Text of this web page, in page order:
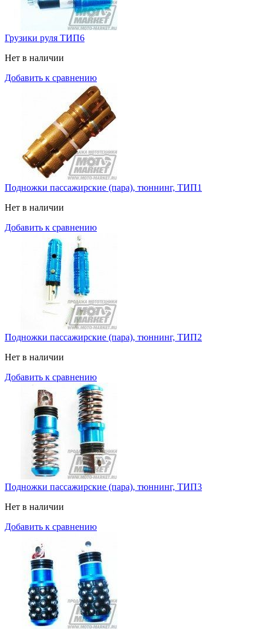
Грузики руля ТИП6
Нет в наличии
Добавить к сравнению
Подножки пассажирские (пара), тюннинг, ТИП1
Нет в наличии
Добавить к сравнению
Подножки пассажирские (пара), тюннинг, ТИП2
Нет в наличии
Добавить к сравнению
Подножки пассажирские (пара), тюннинг, ТИП3
Нет в наличии
Добавить к сравнению